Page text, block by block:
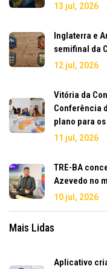
13 jul, 2026
Inglaterra e
semifinal da
12 jul, 2026
Vitória da
Conferência
plano para
11 jul, 2026
TRE-BA
Azevedo no
10 jul, 2026
Mais Lidas
Aplicativo